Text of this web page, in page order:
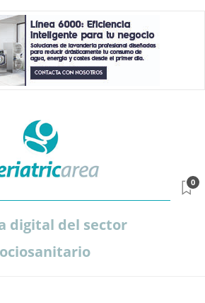
digital del sector
0